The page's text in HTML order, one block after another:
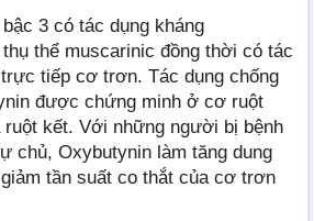
3 có tác dụng kháng
thể muscarinic đồng thời có tác
tiếp cơ trơn. Tác dụng chống
được chứng minh ở cơ ruột
ruột kết. Với những người bị bệnh
chủ, Oxybutynin làm tăng dung
tần suất co thắt của cơ trơn